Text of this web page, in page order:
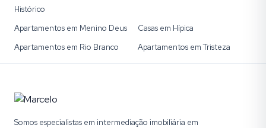
Histórico
Apartamentos em Menino Deus
Casas em Hípica
Apartamentos em Rio Branco
Apartamentos em Tristeza
Somos especialistas em intermediação imobiliária em